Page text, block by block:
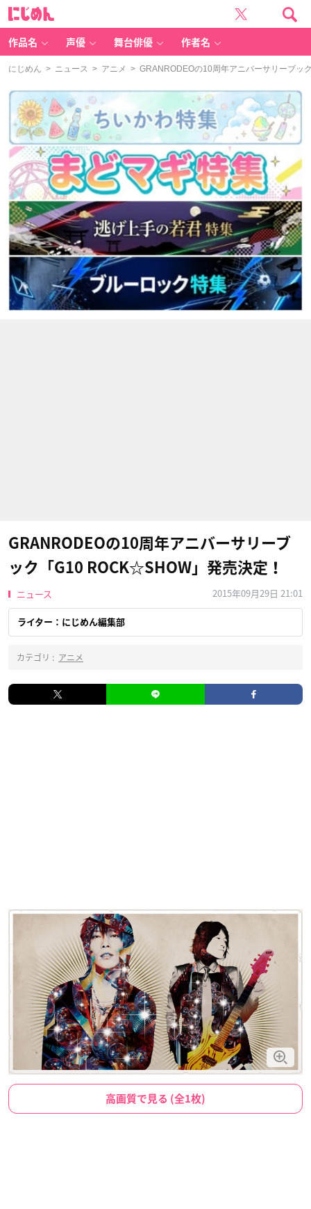
作品名 声優 舞台俳優 作者名
にじめん > ニュース > アニメ > GRANRODEOの10周年アニバーサリーブッ
GRANRODEOの10周年アニバーサリーブ
ック「G10 ROCK☆SHOW」発売決定！
ニュース 2015年09月29日 21:01
ライター：にじめん編集部
カテゴリ : アニメ
高画質で見る (全1枚)